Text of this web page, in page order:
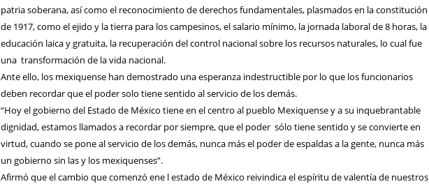
patria soberana, así como el reconocimiento de derechos fundamentales, plasmados en la constitución
de 1917, como el ejido y la tierra para los campesinos, el salario mínimo, la jornada laboral de 8 horas, la
educación laica y gratuita, la recuperación del control nacional sobre los recursos naturales, lo cual fue
una transformación de la vida nacional.
Ante ello, los mexiquense han demostrado una esperanza indestructible por lo que los funcionarios
deben recordar que el poder solo tiene sentido al servicio de los demás.
“Hoy el gobierno del Estado de México tiene en el centro al pueblo Mexiquense y a su inquebrantable
dignidad, estamos llamados a recordar por siempre, que el poder sólo tiene sentido y se convierte en
virtud, cuando se pone al servicio de los demás, nunca más el poder de espaldas a la gente, nunca más
un gobierno sin las y los mexiquenses”.
Afirmó que el cambio que comenzó ene l estado de México reivindica el espíritu de valentía de nuestros